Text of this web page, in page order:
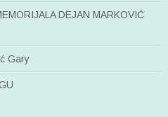
DEJAN MARKOVIĆ
Gary